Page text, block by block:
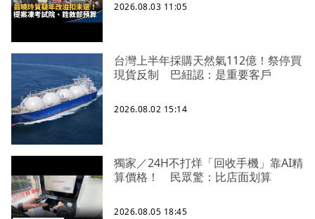
2026.08.03 11:05
台灣上半年採購天然氣112億！祭停買
現貨反制 巴紐認：是重要客戶
2026.08.02 15:14
獨家／24H不打烊「回收手機」靠AI精
算價格！ 民眾驚：比店面划算
2026.08.05 18:45